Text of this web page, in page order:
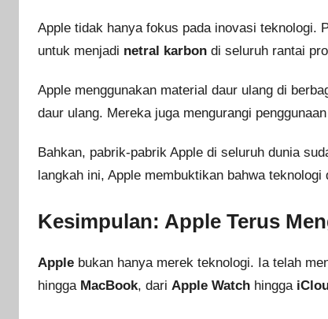
Apple tidak hanya fokus pada inovasi teknologi.
untuk menjadi netral karbon di seluruh rantai
Apple menggunakan material daur ulang di
daur ulang. Mereka juga mengurangi
Bahkan, pabrik-pabrik Apple di seluruh dunia
langkah ini, Apple membuktikan bahwa
Kesimpulan: Apple Terus
Apple bukan hanya merek teknologi. Ia telah
hingga MacBook, dari Apple Watch hingga